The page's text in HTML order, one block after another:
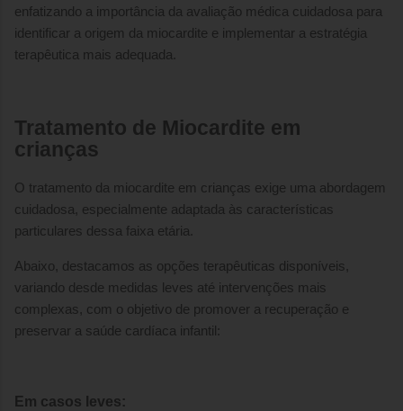
enfatizando a importância da avaliação médica cuidadosa para
identificar a origem da miocardite e implementar a estratégia
terapêutica mais adequada.
Tratamento de Miocardite em
crianças
O tratamento da miocardite em crianças exige uma abordagem
cuidadosa, especialmente adaptada às características
particulares dessa faixa etária.
Abaixo, destacamos as opções terapêuticas disponíveis,
variando desde medidas leves até intervenções mais
complexas, com o objetivo de promover a recuperação e
preservar a saúde cardíaca infantil:
Em casos leves: